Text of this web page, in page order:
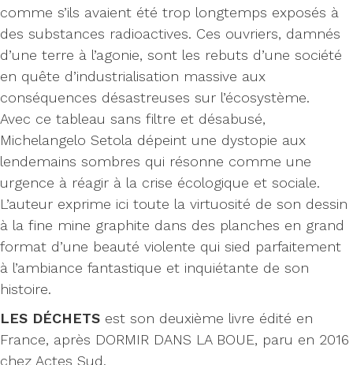
comme s’ils avaient été trop longtemps exposés à
des substances radioactives. Ces ouvriers, damnés
d’une terre à l’agonie, sont les rebuts d’une société
en quête d’industrialisation massive aux
conséquences désastreuses sur l’écosystème.
Avec ce tableau sans filtre et désabusé,
Michelangelo Setola dépeint une dystopie aux
lendemains sombres qui résonne comme une
urgence à réagir à la crise écologique et sociale.
L’auteur exprime ici toute la virtuosité de son dessin
à la fine mine graphite dans des planches en grand
format d’une beauté violente qui sied parfaitement
à l’ambiance fantastique et inquiétante de son
histoire.
LES DÉCHETS est son deuxième livre édité en
France, après DORMIR DANS LA BOUE, paru en 2016
chez Actes Sud.